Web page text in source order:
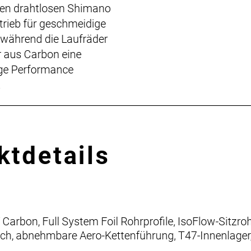
drahtlosen Shimano
für geschmeidige
die Laufräder
aus Carbon eine
Performance
Carbon, Full System Foil Rohrprofile, IsoFlow-
abnehmbare Aero-Kettenführung, T47-